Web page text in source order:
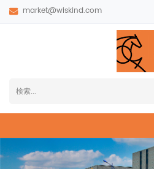
market@wiskind.com